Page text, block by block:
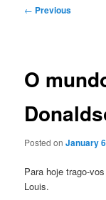
Post
← Previous
O
Posted onJanuary
Para hoje trago-
Louis.